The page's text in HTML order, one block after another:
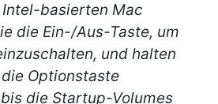
Intel-basierten Mac
die Ein-/Aus-Taste, um
und halten
Optionstaste
die Startup-Volumes